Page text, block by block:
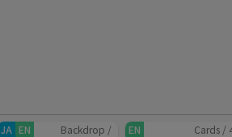
JA EN Backdrop /
EN Cards /